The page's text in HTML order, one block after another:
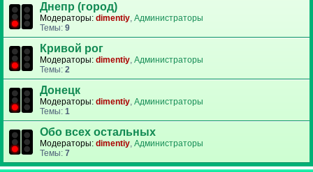
Днепр (город)
Модераторы: dimentiy, Администраторы
Темы: 9
Кривой рог
Модераторы: dimentiy, Администраторы
Темы: 2
Донецк
Модераторы: dimentiy, Администраторы
Темы: 1
Обо всех остальных
Модераторы: dimentiy, Администраторы
Темы: 7